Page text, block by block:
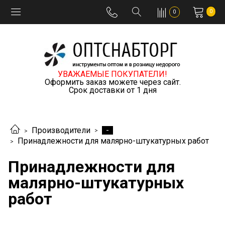
0 0
УВАЖАЕМЫЕ ПОКУПАТЕЛИ!
Оформить заказ можете через сайт.
Срок доставки от 1 дня
Производители
-
Принадлежности для малярно-штукатурных работ
Принадлежности для
малярно-штукатурных
работ